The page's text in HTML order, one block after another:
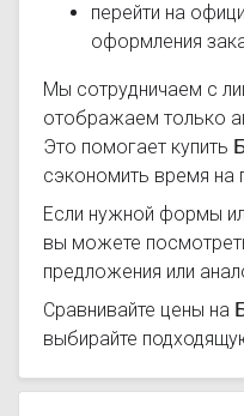
перейти на
оформления
Мы сотрудничаем с
отображаем только
Это помогает купить
сэкономить время на
Если нужной формы
вы можете
предложения или
Сравнивайте цены на
выбирайте